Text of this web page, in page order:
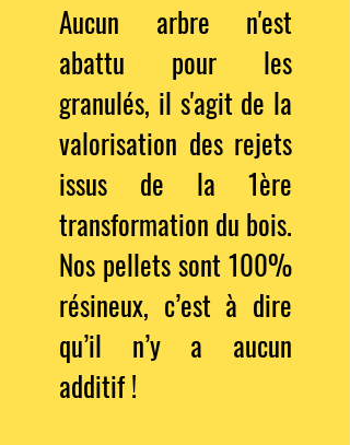
Aucun arbre n'est
abattu pour les
granulés, il s'agit de la
valorisation des rejets
issus de la 1ère
transformation du bois.
Nos pellets sont 100%
résineux, c’est à dire
qu’il n’y a aucun
additif !